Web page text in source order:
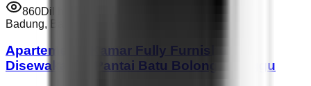
860Dilihat
Badung, Bali
Apartemen 1 Kamar Fully Furnished
Disewakan di Pantai Batu Bolong, Canggu